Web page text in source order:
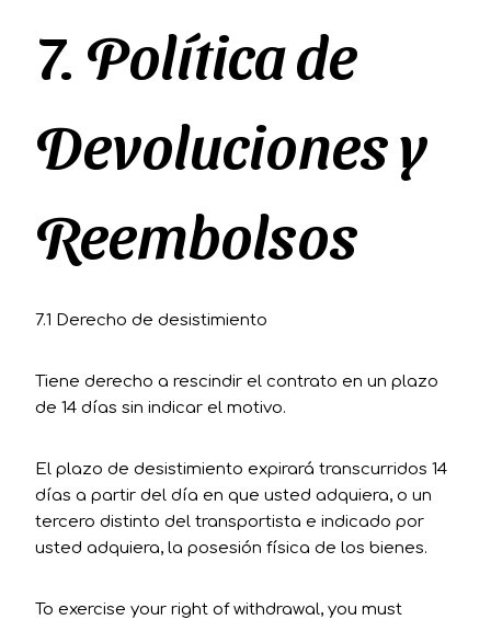
7. Política de
Devoluciones y
Reembolsos
7.1 Derecho de desistimiento
Tiene derecho a rescindir el contrato en un plazo
de 14 días sin indicar el motivo.
El plazo de desistimiento expirará transcurridos 14
días a partir del día en que usted adquiera, o un
tercero distinto del transportista e indicado por
usted adquiera, la posesión física de los bienes.
To exercise your right of withdrawal, you must